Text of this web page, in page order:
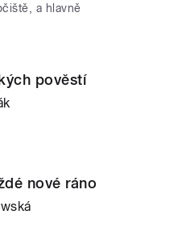
a hlavně
pověstí
nové ráno